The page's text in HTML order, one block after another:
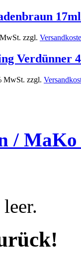
zzgl.
Verdünner
MwSt. zzgl.
/